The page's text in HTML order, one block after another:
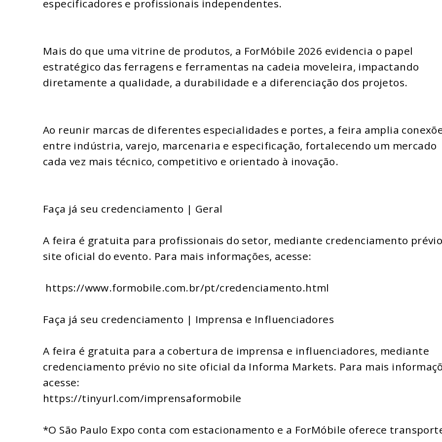
especificadores e profissionais independentes.
Mais do que uma vitrine de produtos, a ForMóbile 2026 evidencia o papel
estratégico das ferragens e ferramentas na cadeia moveleira, impactando
diretamente a qualidade, a durabilidade e a diferenciação dos projetos.
Ao reunir marcas de diferentes especialidades e portes, a feira amplia
entre indústria, varejo, marcenaria e especificação, fortalecendo um mercado
cada vez mais técnico, competitivo e orientado à inovação.
Faça já seu credenciamento | Geral
A feira é gratuita para profissionais do setor, mediante credenciamento
site oficial do evento. Para mais informações, acesse:
https://www.formobile.com.br/pt/credenciamento.html
Faça já seu credenciamento | Imprensa e Influenciadores
A feira é gratuita para a cobertura de imprensa e influenciadores, mediante
credenciamento prévio no site oficial da Informa Markets. Para mais
acesse:
https://tinyurl.com/imprensaformobile
*O São Paulo Expo conta com estacionamento e a ForMóbile oferece